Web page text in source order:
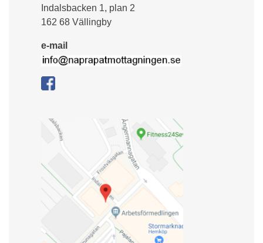
Indalsbacken 1, plan 2
162 68 Vällingby
e-mail